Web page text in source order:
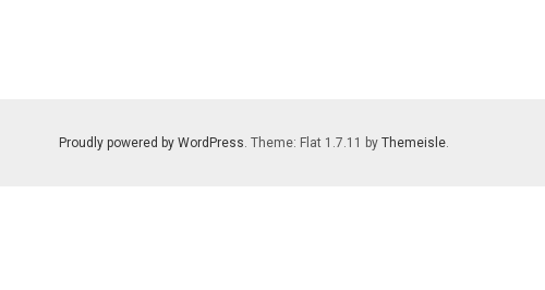
Proudly powered by WordPress. Theme: Flat 1.7.11 by Themeisle.